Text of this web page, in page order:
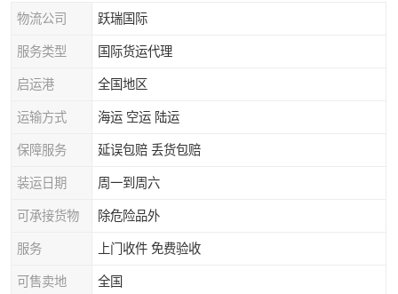
物流公司 跃瑞国际
服务类型 国际货运代理
启运港 全国地区
运输方式 海运 空运 陆运
保障服务 延误包赔 丢货包赔
装运日期 周一到周六
可承接货物 除危险品外
服务 上门收件 免费验收
可售卖地 全国